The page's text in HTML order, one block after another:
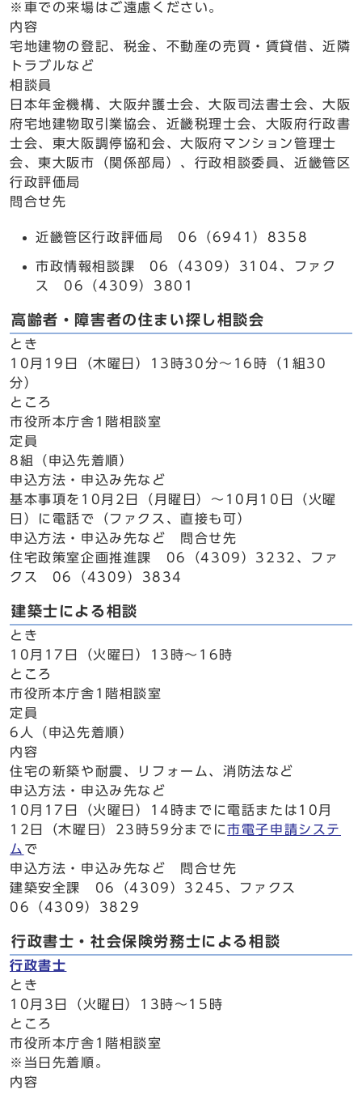
※車での来場はご遠慮ください。
内容
宅地建物の登記、税金、不動産の売買・賃貸借、近隣
トラブルなど
相談員
日本年金機構、大阪弁護士会、大阪司法書士会、大阪
府宅地建物取引業協会、近畿税理士会、大阪府行政書
士会、東大阪調停協和会、大阪府マンション管理士
会、東大阪市（関係部局）、行政相談委員、近畿管区
行政評価局
問合せ先
近畿管区行政評価局 06（6941）8358
市政情報相談課 06（4309）3104、ファク
ス 06（4309）3801
高齢者・障害者の住まい探し相談会
とき
10月19日（木曜日）13時30分～16時（1組30
分）
ところ
市役所本庁舎1階相談室
定員
8組（申込先着順）
申込方法・申込み先など
基本事項を10月2日（月曜日）～10月10日（火曜
日）に電話で（ファクス、直接も可）
申込方法・申込み先など 問合せ先
住宅政策室企画推進課 06（4309）3232、ファ
クス 06（4309）3834
建築士による相談
とき
10月17日（火曜日）13時～16時
ところ
市役所本庁舎1階相談室
定員
6人（申込先着順）
内容
住宅の新築や耐震、リフォーム、消防法など
申込方法・申込み先など
10月17日（火曜日）14時までに電話または10月
12日（木曜日）23時59分までに市電子申請システ
ム で
申込方法・申込み先など 問合せ先
建築安全課 06（4309）3245、ファクス
06（4309）3829
行政書士・社会保険労務士による相談
行政書士
とき
10月3日（火曜日）13時～15時
ところ
市役所本庁舎1階相談室
※当日先着順。
内容